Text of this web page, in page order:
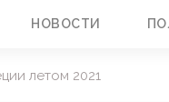
НОВОСТИ
летом 2021